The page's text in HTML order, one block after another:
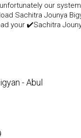
our
Sachitra Jounya
your ✔️Sachitra
- Abul